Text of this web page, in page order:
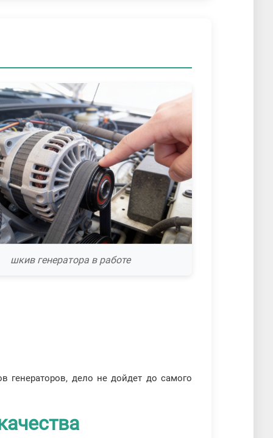
шкив генератора в работе
генераторов, дело не дойдет до самого